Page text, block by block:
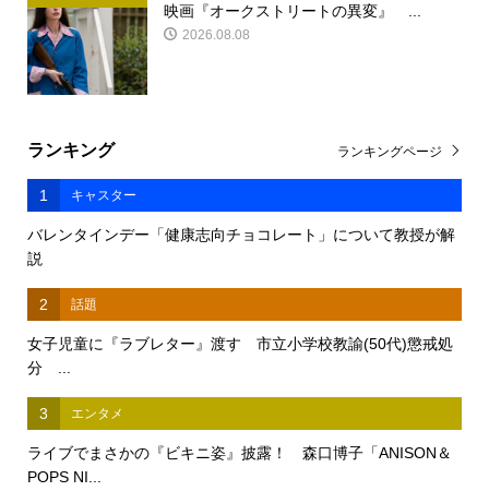
映画『オークストリートの異変』 ...
2026.08.08
ランキング
1 キャスター
バレンタインデー「健康志向チョコレート」について教授が解
説
2 話題
女子児童に『ラブレター』渡す 市立小学校教諭(50代)懲戒処
分 ...
3 エンタメ
ライブでまさかの『ビキニ姿』披露！ 森口博子「ANISON＆
POPS NI...
ランキングページ